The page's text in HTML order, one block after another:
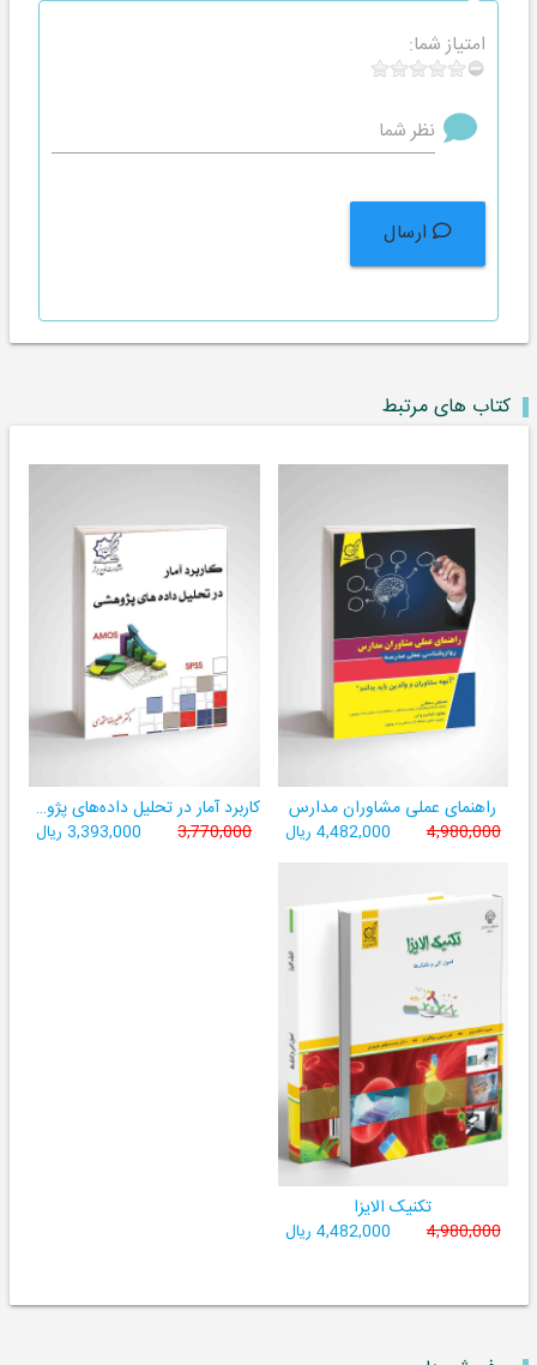
امتیاز شما:
نظر شما
ارسال
کتاب های مرتبط
راهنمای عملی مشاوران مدارس
4,980,000 4,482,000 ریال
کاربرد آمار در تحلیل داده‌های پژوهشی
3,770,000 3,393,000 ریال
تکنیک الایزا
4,980,000 4,482,000 ریال